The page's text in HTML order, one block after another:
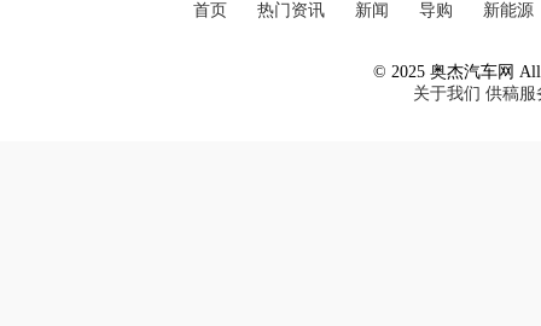
首页 热门资讯 新闻 导购 新能源
© 2025 奥杰汽车网 All
关于我们 供稿服